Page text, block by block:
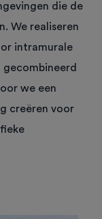
die de
We realiseren
intramurale
gecombineerd
we een
creëren voor